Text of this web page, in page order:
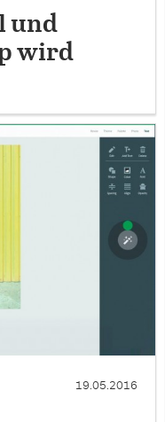
und
wird
19.05.2016